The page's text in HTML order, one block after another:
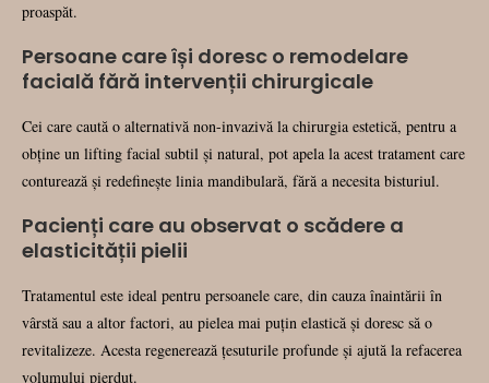
proaspăt.
Persoane care își doresc o remodelare
facială fără intervenții chirurgicale
Cei care caută o alternativă non-invazivă la chirurgia estetică, pentru a
obține un lifting facial subtil și natural, pot apela la acest tratament care
conturează și redefinește linia mandibulară, fără a necesita bisturiul.
Pacienți care au observat o scădere a
elasticității pielii
Tratamentul este ideal pentru persoanele care, din cauza înaintării în
vârstă sau a altor factori, au pielea mai puțin elastică și doresc să o
revitalizeze. Acesta regenerează țesuturile profunde și ajută la refacerea
volumului pierdut.